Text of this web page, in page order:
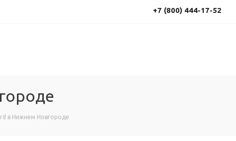
+7 (800) 444-17-52
в Нижнем Новгороде